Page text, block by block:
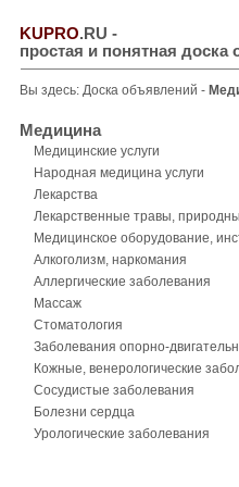
KUPRO.RU -
простая и понятная доска
Вы здесь: Доска объявлений -
Медицина
Медицинские услуги
Народная медицина услуги
Лекарства
Лекарственные травы,
Медицинское оборудование,
Алкоголизм, наркомания
Аллергические заболевания
Массаж
Стоматология
Заболевания опорно-
Кожные, венерологические
Сосудистые заболевания
Болезни сердца
Урологические заболевания